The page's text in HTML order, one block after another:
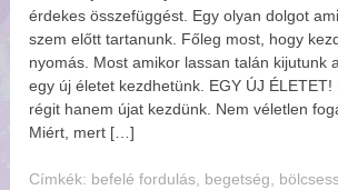
érdekes összefüggést. Egy olyan dolgot
szem előtt tartanunk. Főleg most, hogy
nyomás. Most amikor lassan talán kijutunk
egy új életet kezdhetünk. EGY ÚJ
régit hanem újat kezdünk. Nem véletlen
Miért, mert […]
Címkék: befelé fordulás, begetség,